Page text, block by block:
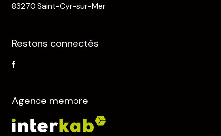
83270 Saint-Cyr-sur-Mer
Restons connectés
Agence membre